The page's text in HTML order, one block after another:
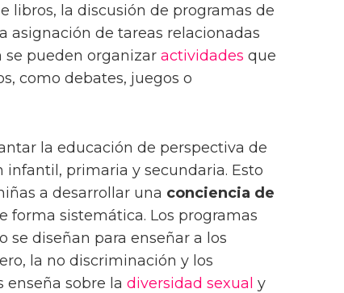
libros, la discusión de programas de
asignación de tareas relacionadas
se pueden organizar actividades que
como debates, juegos o
la educación de perspectiva de
primaria y secundaria. Esto
a desarrollar una conciencia de
forma sistemática. Los programas
se diseñan para enseñar a los
la no discriminación y los
enseña sobre la diversidad sexual y